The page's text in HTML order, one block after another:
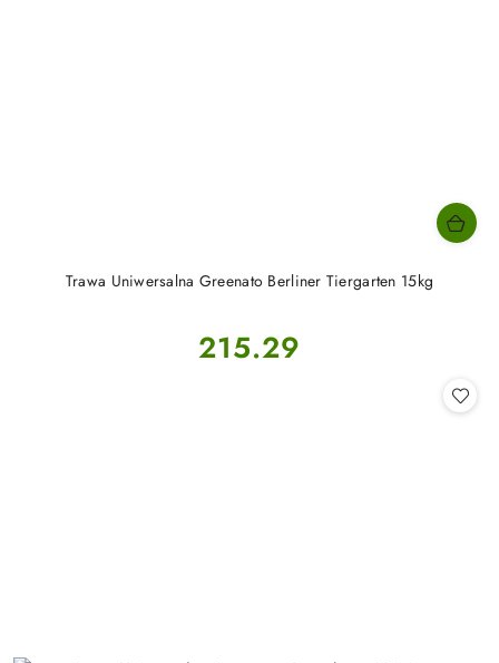
Trawa Uniwersalna Greenato Berliner Tiergarten 15kg
Cena:
215.29